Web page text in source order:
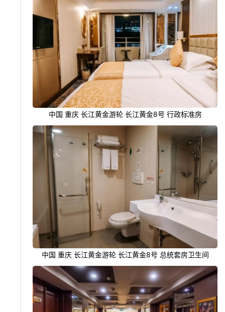
中国 重庆 长江黄金游轮 长江黄金8号 行政标准房
中国 重庆 长江黄金游轮 长江黄金8号 总统套房卫生间